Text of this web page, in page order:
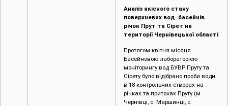
Аналіз якісного стану
поверхневих вод басейнів
річок Прут та Сірет на
території Чернівецької області
Протягом квітня місяця
Басейновою лабораторією
моніторингу вод БУВР Пруту та
Сірету було відібрано проби води
в 18 контрольних створах на
річках та притоках Пруту (м.
Чернівці, c. Маршинці, с.